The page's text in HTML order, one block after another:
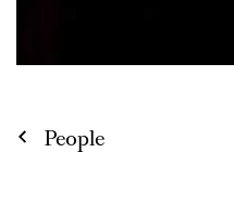
People